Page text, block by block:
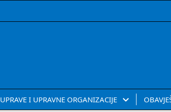
UPRAVE I UPRAVNE ORGANIZACIJE